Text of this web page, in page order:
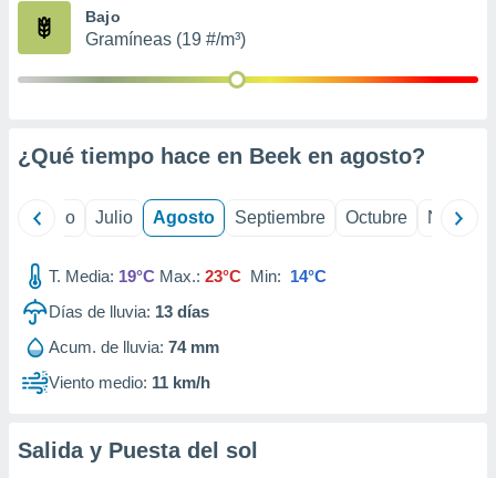
publicidad
publicidad
1199
Bajo
Gramíneas (19 #/m³)
¿Qué tiempo hace en Beek en agosto?
Junio Julio Agosto Septiembre Octubre
T. Media: 19°C Max.: 23°C Min: 14°C
Días de lluvia: 13 días
Acum. de lluvia: 74 mm
Viento medio: 11 km/h
Salida y Puesta del sol